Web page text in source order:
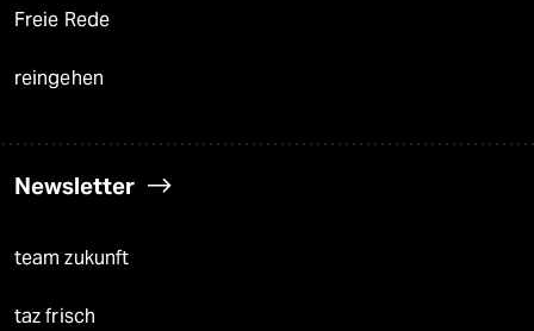
Freie Rede
reingehen
Newsletter
team zukunft
taz frisch